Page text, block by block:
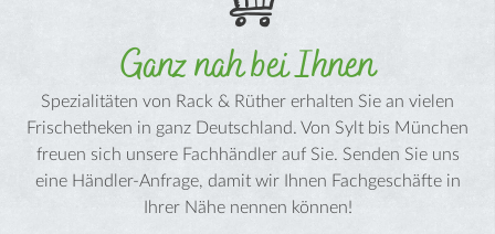
Ganz nah bei Ihnen
Spezialitäten von Rack & Rüther erhalten Sie an vielen
Frischetheken in ganz Deutschland. Von Sylt bis München
freuen sich unsere Fachhändler auf Sie. Senden Sie uns
eine Händler-Anfrage, damit wir Ihnen Fachgeschäfte in
Ihrer Nähe nennen können!